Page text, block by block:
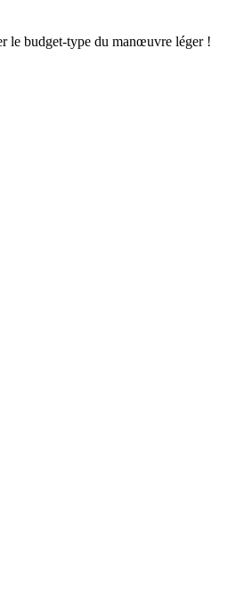
le budget-type du manœuvre léger !